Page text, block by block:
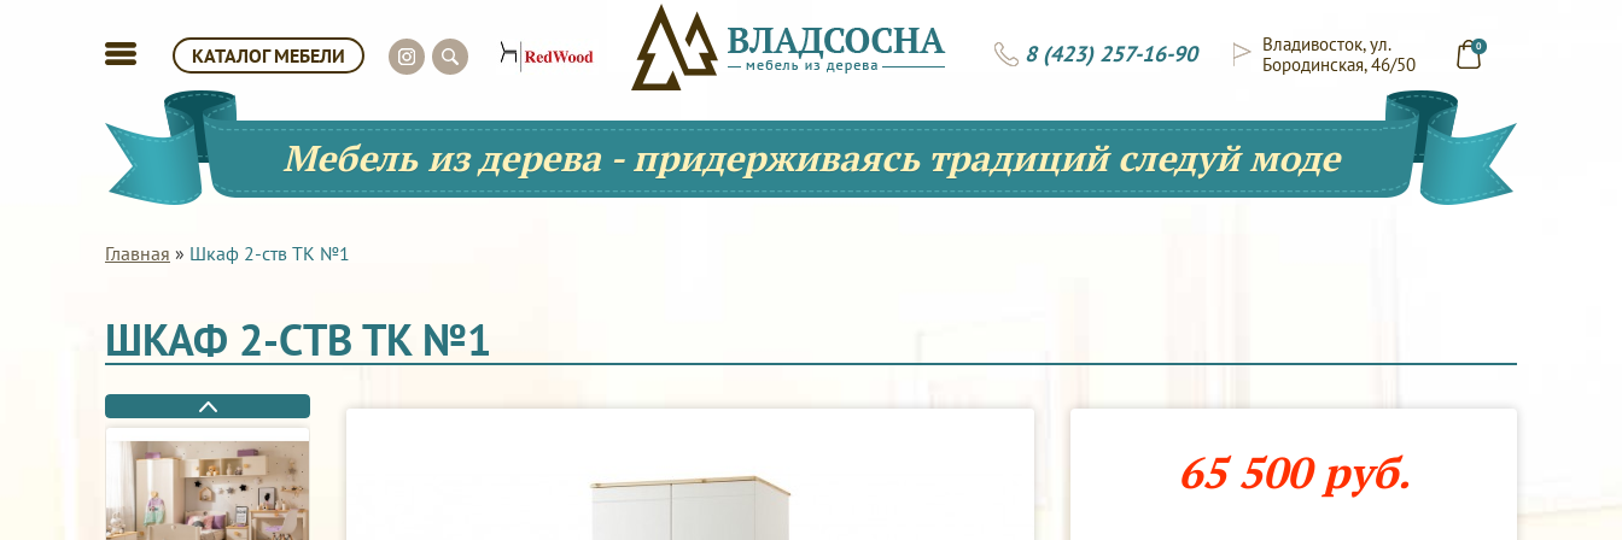
КАТАЛОГ МЕБЕЛИ 0
Владивосток, ул.
Бородинская, 46/50
8 (423) 257-16-90
Мебель из дерева - придерживаясь традиций следуй моде
Главная » Шкаф 2-ств ТК №1
ШКАФ 2-СТВ ТК №1
65 500 руб.